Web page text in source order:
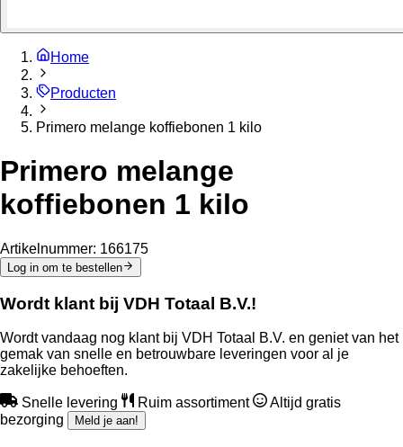
Home
Producten
Primero melange koffiebonen 1 kilo
Primero melange
koffiebonen 1 kilo
Artikelnummer: 166175
Log in om te bestellen
Wordt klant bij VDH Totaal B.V.!
Wordt vandaag nog klant bij VDH Totaal B.V. en geniet van het
gemak van snelle en betrouwbare leveringen voor al je
zakelijke behoeften.
Snelle levering Ruim assortiment
Altijd gratis
bezorging
Meld je aan!